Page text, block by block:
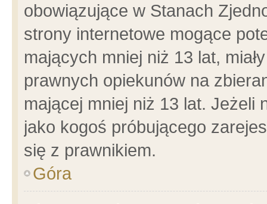
obowiązujące w Stanach
strony internetowe mogące
mających mniej niż 13 lat,
prawnych opiekunów na
mającej mniej niż 13 lat. Jeżeli
jako kogoś próbującego
się z prawnikiem.
Góra